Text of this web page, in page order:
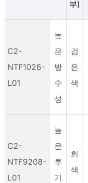
부)
C2-
NTF1026-
L01
높
은
방
수
성
검
은
색
C2-
NTF9208-
L01
높
은
투
기
회
색